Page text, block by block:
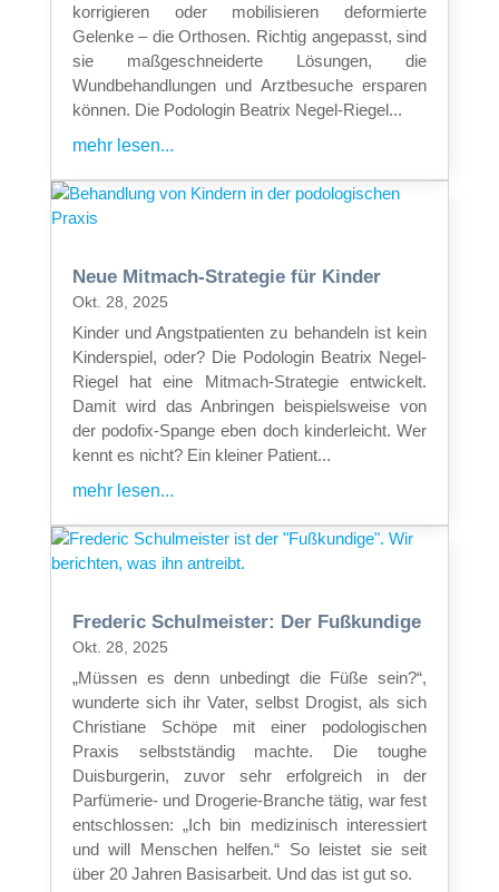
korrigieren oder mobilisieren deformierte
Gelenke – die Orthosen. Richtig angepasst, sind
sie maßgeschneiderte Lösungen, die
Wundbehandlungen und Arztbesuche ersparen
können. Die Podologin Beatrix Negel-Riegel...
mehr lesen...
Neue Mitmach-Strategie für Kinder
Okt. 28, 2025
Kinder und Angstpatienten zu behandeln ist kein
Kinderspiel, oder? Die Podologin Beatrix Negel-
Riegel hat eine Mitmach-Strategie entwickelt.
Damit wird das Anbringen beispielsweise von
der podofix-Spange eben doch kinderleicht. Wer
kennt es nicht? Ein kleiner Patient...
mehr lesen...
Frederic Schulmeister: Der Fußkundige
Okt. 28, 2025
„Müssen es denn unbedingt die Füße sein?“,
wunderte sich ihr Vater, selbst Drogist, als sich
Christiane Schöpe mit einer podologischen
Praxis selbstständig machte. Die toughe
Duisburgerin, zuvor sehr erfolgreich in der
Parfümerie- und Drogerie-Branche tätig, war fest
entschlossen: „Ich bin medizinisch interessiert
und will Menschen helfen.“ So leistet sie seit
über 20 Jahren Basisarbeit. Und das ist gut so.